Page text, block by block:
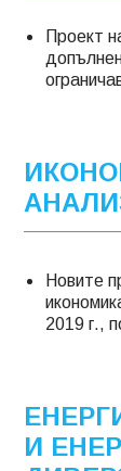
Проект
Новите
2019 г.,
И